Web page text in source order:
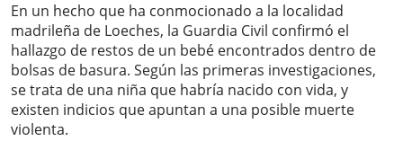
En un hecho que ha conmocionado a la localidad
madrileña de Loeches, la Guardia Civil confirmó el
hallazgo de restos de un bebé encontrados dentro de
bolsas de basura. Según las primeras investigaciones,
se trata de una niña que habría nacido con vida, y
existen indicios que apuntan a una posible muerte
violenta.